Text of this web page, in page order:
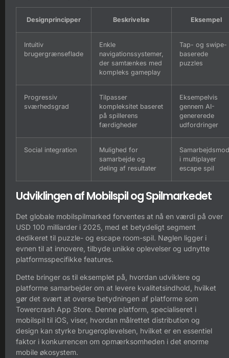
Designprincipper Beskrivelse Eksempel
Intuitiv
brugergrænseflade
Enkle
navigationssystemer,
der samtænkes med
kompleks gameplay
Tap- og swipe-
baserede
puzzles
Progressiv
sværhedsgrad
Tilpasser
kompleksitet baseret
på spillerens
færdigheder
Eksempelvis
gennem AI-
genererede
udfordringer
Social integration
Mulighed for
samarbejde og
deling af resultater
i multiplayer
escape spil
Udviklingen af Mobilspil og Spilmarkedet
Det globale mobilspilmarked forventes at nå en værdi på over
USD 100 milliarder i 2025, med et betydeligt segment
dedikeret til puzzle- og escape room-spil. Nøglen ligger i
evnen til at innovere, tilbyde unikke oplevelser og udnytte
platformsspecifikke features.
Dette bringer os til eksemplet på, hvordan udviklere og
platforme samarbejder om at levere kvalitetsindhold, hvilket
gør det svært at overse betydningen af platforme som
Towercrash App Store. Denne platform, specialiseret i
mobilspil til iOS, viser, hvordan målrettet distribution og
design kan styrke brugeroplevelsen, hvilket er en essentiel
faktor i konkurrencen om opmærksomheden i det enorme
mobile økosystem.